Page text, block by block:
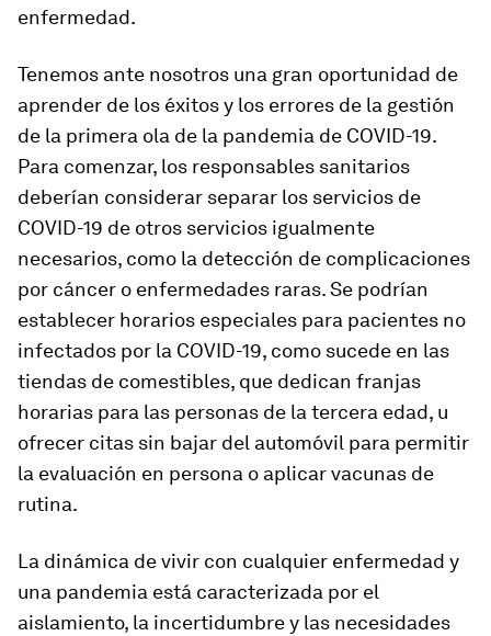
enfermedad.
Tenemos ante nosotros una gran oportunidad de
aprender de los éxitos y los errores de la gestión
de la primera ola de la pandemia de COVID-19.
Para comenzar, los responsables sanitarios
deberían considerar separar los servicios de
COVID-19 de otros servicios igualmente
necesarios, como la detección de complicaciones
por cáncer o enfermedades raras. Se podrían
establecer horarios especiales para pacientes no
infectados por la COVID-19, como sucede en las
tiendas de comestibles, que dedican franjas
horarias para las personas de la tercera edad, u
ofrecer citas sin bajar del automóvil para permitir
la evaluación en persona o aplicar vacunas de
rutina.
La dinámica de vivir con cualquier enfermedad y
una pandemia está caracterizada por el
aislamiento, la incertidumbre y las necesidades